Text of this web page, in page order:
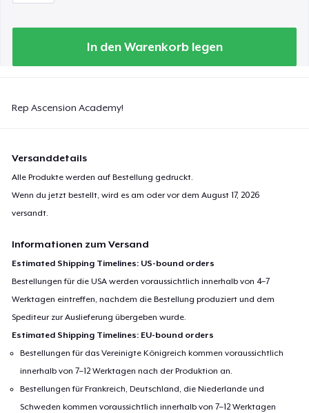
In den Warenkorb legen
Rep Ascension Academy!
Versanddetails
Alle Produkte werden auf Bestellung gedruckt.
Wenn du jetzt bestellt, wird es am oder vor demAugust 17, 2026
versandt.
Informationen zum Versand
Estimated Shipping Timelines: US-bound orders
Bestellungen für die USA werden voraussichtlich innerhalb von 4–7
Werktagen eintreffen, nachdem die Bestellung produziert und dem
Spediteur zur Auslieferung übergeben wurde.
Estimated Shipping Timelines: EU-bound orders
Bestellungen für das Vereinigte Königreich kommen voraussichtlich
innerhalb von 7–12 Werktagen nach der Produktion an.
Bestellungen für Frankreich, Deutschland, die Niederlande und
Schweden kommen voraussichtlich innerhalb von 7–12 Werktagen